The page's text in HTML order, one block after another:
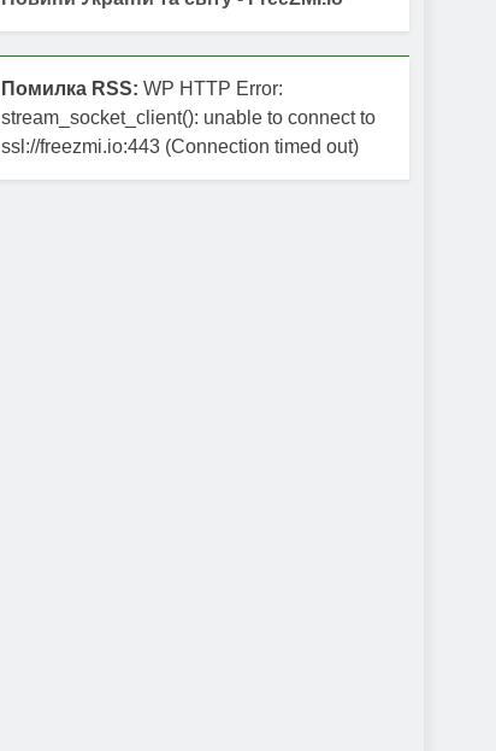
Помилка RSS: WP HTTP Error:
stream_socket_client(): unable to connect to
ssl://freezmi.io:443 (Connection timed out)